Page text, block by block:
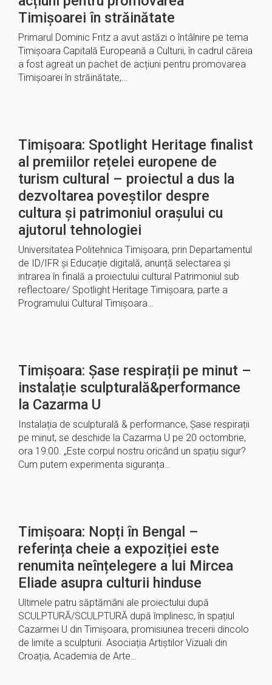
Timișoarei în străinătate
Primarul Dominic Fritz a avut astăzi o întâlnire pe tema
Timișoara Capitală Europeană a Culturii, în cadrul căreia
a fost agreat un pachet de acțiuni pentru promovarea
Timișoarei în străinătate,…
Timișoara: Spotlight Heritage finalist
al premiilor rețelei europene de
turism cultural – proiectul a dus la
dezvoltarea poveștilor despre
cultura și patrimoniul orașului cu
ajutorul tehnologiei
Universitatea Politehnica Timișoara, prin Departamentul
de ID/IFR și Educație digitală, anunță selectarea și
intrarea în finală a proiectului cultural Patrimoniul sub
reflectoare/ Spotlight Heritage Timișoara, parte a
Programului Cultural Timișoara…
Timișoara: Șase respirații pe minut –
instalație sculpturală&performance
la Cazarma U
Instalația de sculpturală & performance, Șase respirații
pe minut, se deschide la Cazarma U pe 20 octombrie,
ora 19:00. „Este corpul nostru oricând un spațiu sigur?
Cum putem experimenta siguranța…
Timișoara: Nopți în Bengal –
referința cheie a expoziției este
renumita neînțelegere a lui Mircea
Eliade asupra culturii hinduse
Ultimele patru săptămâni ale proiectului după
SCULPTURĂ/SCULPTURĂ după împlinesc, în spațiul
Cazarmei U din Timișoara, promisiunea trecerii dincolo
de limite a sculpturii. Asociația Artiștilor Vizuali din
Croația, Academia de Arte…